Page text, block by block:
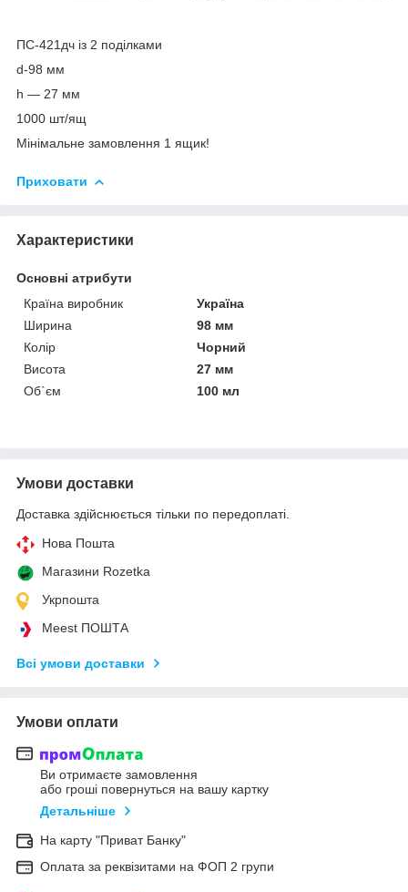
ПС-421дч із 2 поділками
d-98 мм
h — 27 мм
1000 шт/ящ
Мінімальне замовлення 1 ящик!
Приховати
Характеристики
Основні атрибути
Країна виробник
Україна
Ширина
98 мм
Колір
Чорний
Висота
27 мм
Об`єм
100 мл
Умови доставки
Доставка здійснюється тільки по передоплаті.
Нова Пошта
Магазини Rozetka
Укрпошта
Meest ПОШТА
Всі умови доставки
Умови оплати
Ви отримаєте замовлення
або гроші повернуться на вашу картку
Детальніше
На карту "Приват Банку"
Оплата за реквізитами на ФОП 2 групи